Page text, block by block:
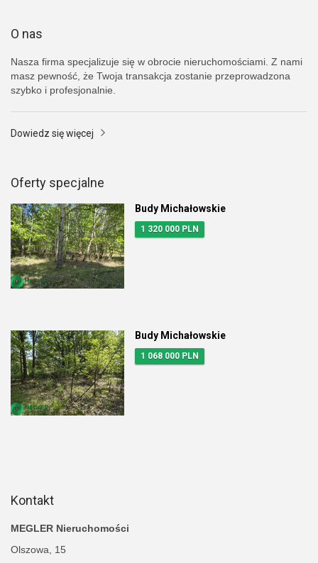
O nas
Nasza firma specjalizuje się w obrocie nieruchomościami. Z nami
masz pewność, że Twoja transakcja zostanie przeprowadzona
szybko i profesjonalnie.
Dowiedz się więcej
Oferty specjalne
Budy Michałowskie
1 320 000 PLN
Budy Michałowskie
1 068 000 PLN
Kontakt
MEGLER Nieruchomości
Olszowa, 15